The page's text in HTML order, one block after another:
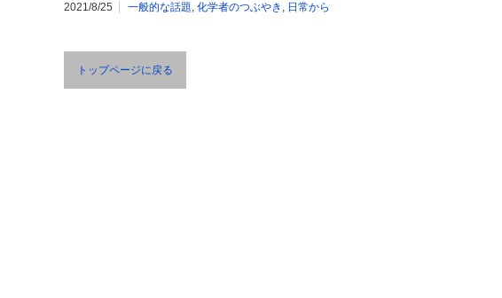
2021/8/25 一般的な話題, 化学者のつぶやき , 日常から
トップページに戻る